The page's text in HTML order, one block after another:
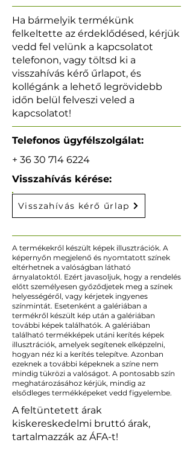
Ha bármelyik termékünk
felkeltette az érdeklődésed, kérjük
vedd fel velünk a kapcsolatot
telefonon, vagy töltsd ki a
visszahívás kérő űrlapot, és
kollégánk a lehető legrövidebb
időn belül felveszi veled a
kapcsolatot!
Telefonos ügyfélszolgálat:
+ 36 30 714 6224
Visszahívás kérése:
Visszahívás kérő űrlap
A termékekről készült képek illusztrációk. A
képernyőn megjelenő és nyomtatott színek
eltérhetnek a valóságban látható
árnyalatoktól. Ezért javasoljuk, hogy a rendelés
előtt személyesen győződjetek meg a színek
helyességéről, vagy kérjetek ingyenes
színmintát. Esetenként a galériában a
termékről készült kép után a galériában
további képek találhatók. A galériában
található termékképek utáni kerítés képek
illusztrációk, amelyek segítenek elképzelni,
hogyan néz ki a kerítés telepítve. Azonban
ezeknek a további képeknek a színe nem
mindig tükrözi a valóságot. A pontosabb szín
meghatározásához kérjük, mindig az
elsődleges termékképeket vedd figyelembe.
A feltüntetett árak
kiskereskedelmi bruttó árak,
tartalmazzák az ÁFA-t!